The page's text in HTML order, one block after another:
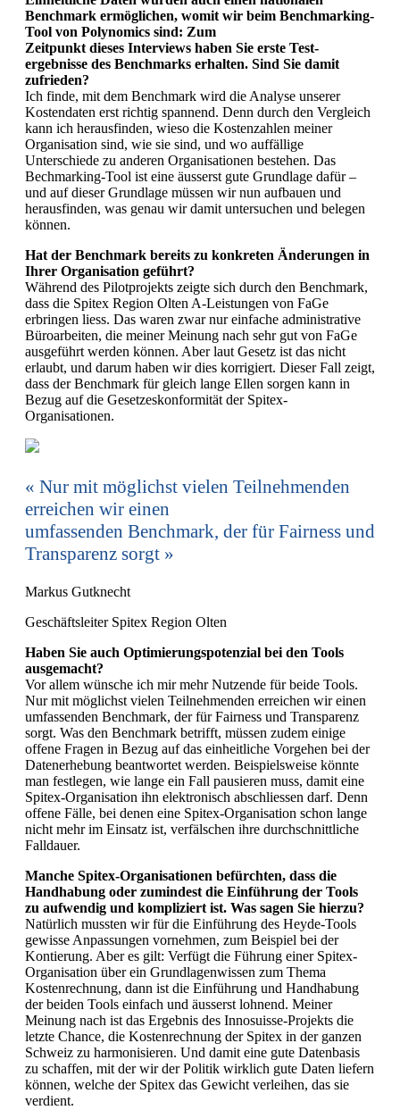
Benchmark ermöglichen, womit wir beim Benchmarking-
Tool von Polynomics sind: Zum
Zeitpunkt dieses Interviews haben Sie erste Test­
ergebnisse des Benchmarks erhalten. Sind Sie damit
zufrieden?
Ich finde, mit dem Benchmark wird die Analyse unserer
Kostendaten erst richtig spannend. Denn durch den Vergleich
kann ich herausfinden, wieso die Kostenzahlen meiner
Organisation sind, wie sie sind, und wo auffällige
Unterschiede zu anderen Organisationen bestehen. Das
Bechmarking-Tool ist eine äusserst gute Grundlage dafür –
und auf dieser Grundlage müssen wir nun aufbauen und
herausfinden, was genau wir damit untersuchen und belegen
können.
Hat der Benchmark bereits zu konkreten Änderungen in
Ihrer Organisation geführt?
Während des Pilotprojekts zeigte sich durch den Benchmark,
dass die Spitex Region Olten A-Leistungen von FaGe
erbringen liess. Das waren zwar nur einfache administrative
Büroarbeiten, die meiner Meinung nach sehr gut von FaGe
ausgeführt werden können. Aber laut Gesetz ist das nicht
erlaubt, und darum haben wir dies korrigiert. Dieser Fall zeigt,
dass der Benchmark für gleich lange Ellen sorgen kann in
Bezug auf die Gesetzeskonformität der Spitex-
Organisationen.
Nur mit möglichst vielen Teilnehmenden
erreichen wir einen
umfassenden Benchmark, der für Fairness und
Transparenz sorgt
Markus Gutknecht
Geschäftsleiter Spitex Region Olten
Haben Sie auch Optimierungspotenzial bei den Tools
ausgemacht?
Vor allem wünsche ich mir mehr Nutzende für beide Tools.
Nur mit möglichst vielen Teilnehmenden erreichen wir einen
umfassenden Benchmark, der für Fairness und Transparenz
sorgt. Was den Benchmark betrifft, müssen zudem einige
offene Fragen in Bezug auf das einheitliche Vorgehen bei der
Datenerhebung beantwortet werden. Beispielsweise könnte
man festlegen, wie lange ein Fall pausieren muss, damit eine
Spitex-Organisation ihn elektronisch abschliessen darf. Denn
offene Fälle, bei denen eine Spitex-Organisation schon lange
nicht mehr im Einsatz ist, verfälschen ihre durchschnittliche
Falldauer.
Manche Spitex-Organisationen befürchten, dass die
Handhabung oder zumindest die Einführung der Tools
zu aufwendig und kompliziert ist. Was sagen Sie hierzu?
Natürlich mussten wir für die Einführung des Heyde-Tools
gewisse Anpassungen vornehmen, zum Beispiel bei der
Kontierung. Aber es gilt: Verfügt die Führung einer Spitex-
Organisation über ein Grundlagenwissen zum Thema
Kostenrechnung, dann ist die Einführung und Handhabung
der beiden Tools einfach und äusserst lohnend. Meiner
Meinung nach ist das Ergebnis des Innosuisse-Projekts die
letzte Chance, die Kostenrechnung der Spitex in der ganzen
Schweiz zu harmonisieren. Und damit eine gute Datenbasis
zu schaffen, mit der wir der Politik wirklich gute Daten liefern
können, welche der Spitex das Gewicht verleihen, das sie
verdient.